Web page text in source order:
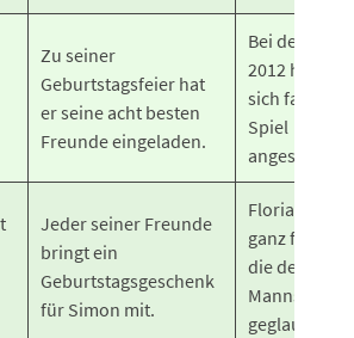
Zu seiner
Geburtstagsfeier hat
er seine acht besten
Freunde eingeladen.
Bei der EM
2012 haben
sich fast
Spiel
angesehen.
Jeder seiner Freunde
bringt ein
Geburtstagsgeschenk
für Simon mit.
Florian hat
ganz fest an
die deutsche
Mannschaft
geglaubt.